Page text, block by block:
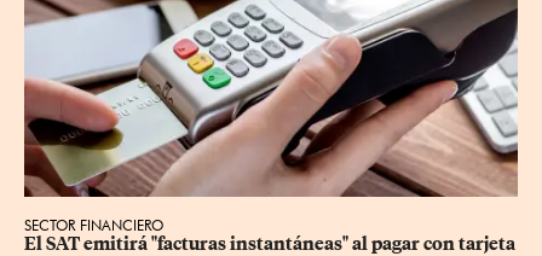
SECTOR FINANCIERO
El SAT emitirá "facturas instantáneas" al pagar con tarjeta